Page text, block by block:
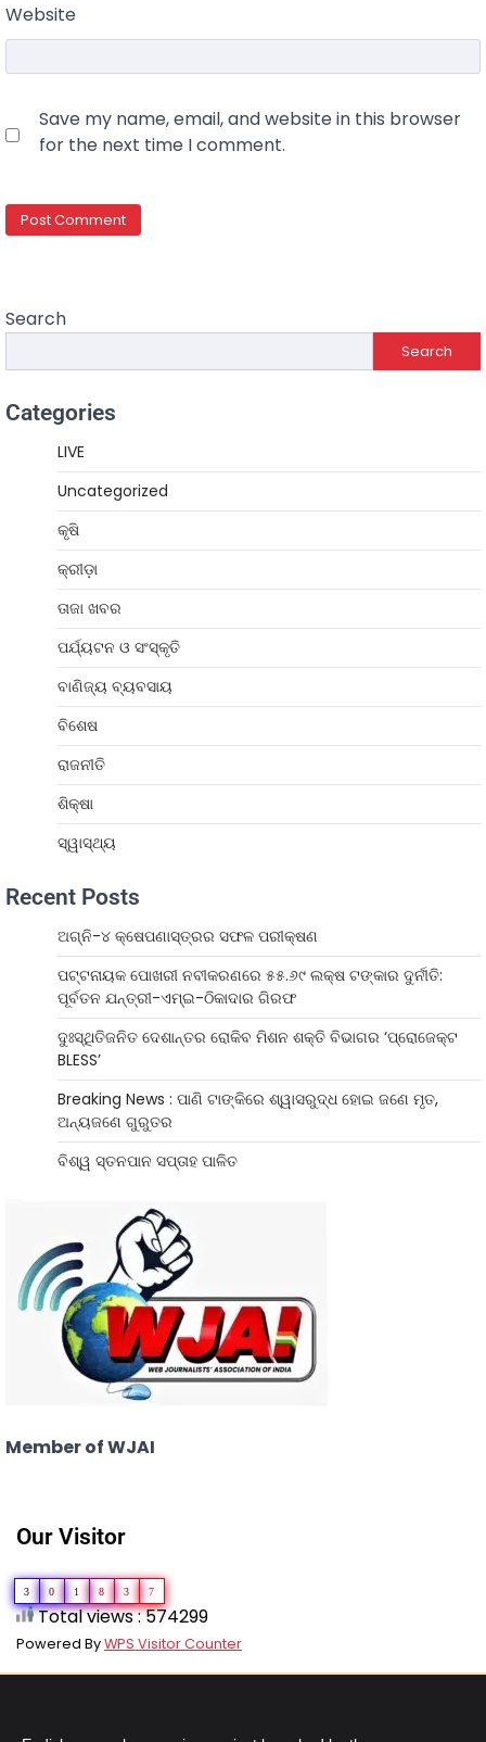
Website
Save my name, email, and website in this browser
for the next time I comment.
Search
Search
Categories
LIVE
Uncategorized
କୃଷି
କ୍ରୀଡ଼ା
ତାଜା ଖବର
ପର୍ଯ୍ୟଟନ ଓ ସଂସ୍କୃତି
ବାଣିଜ୍ୟ ବ୍ୟବସାୟ
ବିଶେଷ
ରାଜନୀତି
ଶିକ୍ଷା
ସ୍ୱାସ୍ଥ୍ୟ
Recent Posts
ଅଗ୍ନି-୪ କ୍ଷେପଣାସ୍ତ୍ରର ସଫଳ ପରୀକ୍ଷଣ
ପଟ୍ଟନାୟକ ପୋଖରୀ ନବୀକରଣରେ ୫୫.୬୯ ଲକ୍ଷ ଟଙ୍କାର ଦୁର୍ନୀତି:
ପୂର୍ବତନ ଯନ୍ତ୍ରୀ-ଏମ୍‌ଇ-ଠିକାଦାର ଗିରଫ
ଦୁଃସ୍ଥିତିଜନିତ ଦେଶାନ୍ତର ରୋକିବ ମିଶନ ଶକ୍ତି ବିଭାଗର ‘ପ୍ରୋଜେକ୍ଟ
BLESS’
Breaking News : ପାଣି ଟାଙ୍କିରେ ଶ୍ୱାସରୁଦ୍ଧ ହୋଇ ଜଣେ ମୃତ,
ଅନ୍ୟଜଣେ ଗୁରୁତର
ବିଶ୍ୱ ସ୍ତନପାନ ସପ୍ତାହ ପାଳିତ
Member of WJAI
Our Visitor
3 0 1 8 3 7
Total views : 574299
Powered ByWPS Visitor Counter